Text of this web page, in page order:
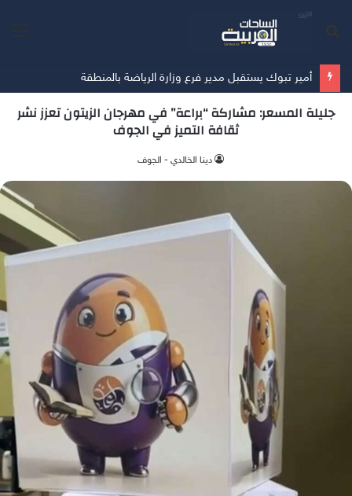
أمير تبوك يستقبل مدير فرع وزارة الرياضة بالمنطقة
جليلة المسعر: مشاركة “براعة” في مهرجان الزيتون تعزز نشر
ثقافة التميز في الجوف
دينا الخالدي - الجوف